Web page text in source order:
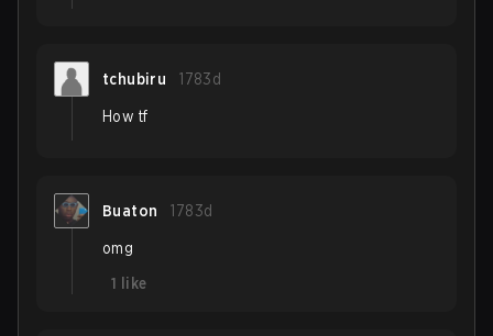
tchubiru 1783d
How tf
Buaton 1783d
omg
1
like